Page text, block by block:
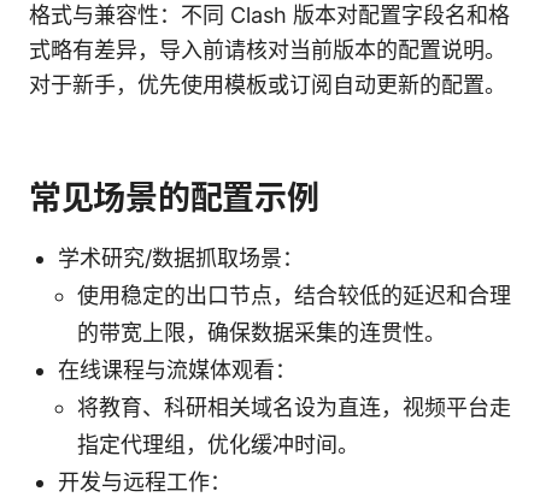
格式与兼容性：不同 Clash 版本对配置字段名和格
式略有差异，导入前请核对当前版本的配置说明。
对于新手，优先使用模板或订阅自动更新的配置。
常见场景的配置示例
学术研究/数据抓取场景：
使用稳定的出口节点，结合较低的延迟和合理
的带宽上限，确保数据采集的连贯性。
在线课程与流媒体观看：
将教育、科研相关域名设为直连，视频平台走
指定代理组，优化缓冲时间。
开发与远程工作：